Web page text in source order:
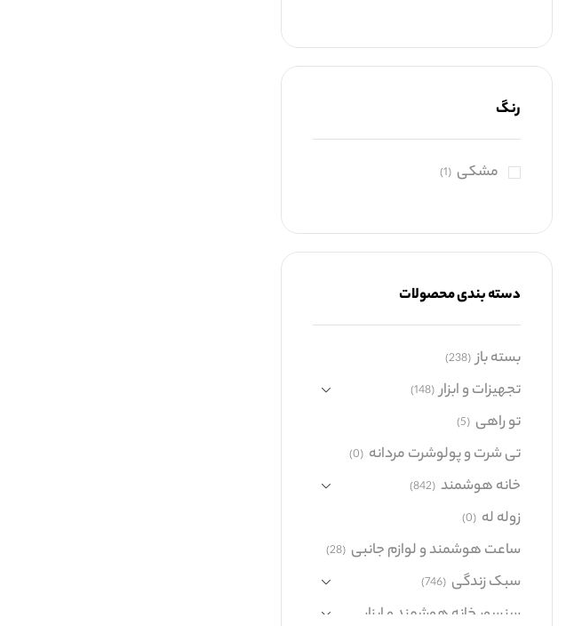
رنگ
مشکی (1)
دسته بندی محصولات
بسته باز (238)
تجهیزات و ابزار (148)
تو راهی (5)
تی شرت و پولوشرت مردانه (0)
خانه هوشمند (842)
زوله له (0)
ساعت هوشمند و لوازم جانبی (28)
سبک زندگی (746)
سنسور خانه هوشمند و ابزار